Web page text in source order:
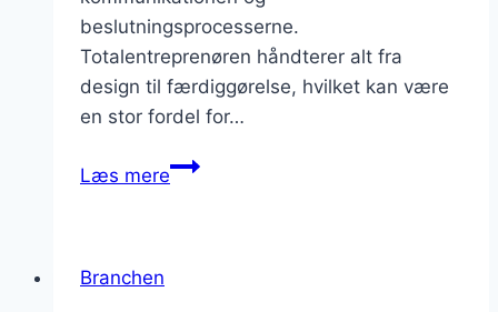
beslutningsprocesserne.
Totalentreprenøren håndterer alt fra
design til færdiggørelse, hvilket kan være
en stor fordel for…
Læs mereTotalentreprise:
Branchen